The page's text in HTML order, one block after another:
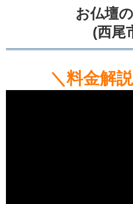
お仏壇
(西尾
＼料金解